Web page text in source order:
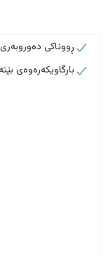
ڕووناکی
بارگاویکەرەوەی